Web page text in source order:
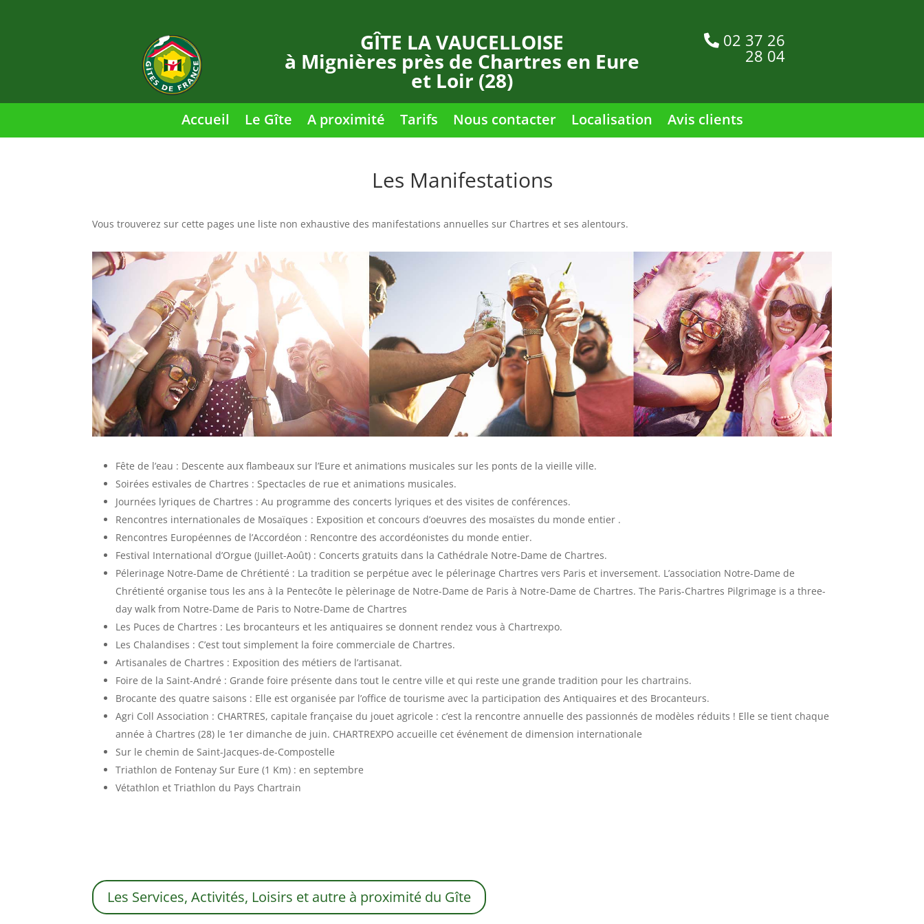
GÎTE LA VAUCELLOISE
à Mignières près de Chartres en Eure
et Loir (28)
02 37 26
28 04
Accueil Le Gîte A proximité Tarifs Nous contacter Localisation Avis clients
Les Manifestations
Vous trouverez sur cette pages une liste non exhaustive des manifestations annuelles sur Chartres et ses alentours.
Fête de l’eau : Descente aux flambeaux sur l’Eure et animations musicales sur les ponts de la vieille ville.
Soirées estivales de Chartres : Spectacles de rue et animations musicales.
Journées lyriques de Chartres : Au programme des concerts lyriques et des visites de conférences.
Rencontres internationales de Mosaïques : Exposition et concours d’oeuvres des mosaïstes du monde entier .
Rencontres Européennes de l’Accordéon : Rencontre des accordéonistes du monde entier.
Festival International d’Orgue (Juillet-Août) : Concerts gratuits dans la Cathédrale Notre-Dame de Chartres.
Pélerinage Notre-Dame de Chrétienté : La tradition se perpétue avec le pélerinage Chartres vers Paris et inversement. L’association Notre-Dame de
Chrétienté organise tous les ans à la Pentecôte le pèlerinage de Notre-Dame de Paris à Notre-Dame de Chartres. The Paris-Chartres Pilgrimage is a three-
day walk from Notre-Dame de Paris to Notre-Dame de Chartres
Les Puces de Chartres : Les brocanteurs et les antiquaires se donnent rendez vous à Chartrexpo.
Les Chalandises : C’est tout simplement la foire commerciale de Chartres.
Artisanales de Chartres : Exposition des métiers de l’artisanat.
Foire de la Saint-André : Grande foire présente dans tout le centre ville et qui reste une grande tradition pour les chartrains.
Brocante des quatre saisons : Elle est organisée par l’office de tourisme avec la participation des Antiquaires et des Brocanteurs.
Agri Coll Association : CHARTRES, capitale française du jouet agricole : c’est la rencontre annuelle des passionnés de modèles réduits ! Elle se tient chaque
année à Chartres (28) le 1er dimanche de juin. CHARTREXPO accueille cet événement de dimension internationale
Sur le chemin de Saint-Jacques-de-Compostelle
Triathlon de Fontenay Sur Eure (1 Km) : en septembre
Vétathlon et Triathlon du Pays Chartrain
Les Services, Activités, Loisirs et autre à proximité du Gîte